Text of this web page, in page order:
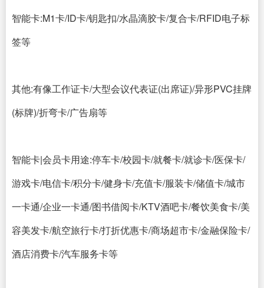
智能卡:M1卡/ID卡/钥匙扣/水晶滴胶卡/复合卡/RFID电子标
签等
其他:有像工作证卡/大型会议代表证(出席证)/异形PVC挂牌
(标牌)/折弯卡/广告扇等
智能卡|会员卡用途:停车卡/校园卡/就餐卡/就诊卡/医保卡/
游戏卡/电信卡/积分卡/健身卡/充值卡/服装卡/储值卡/城市
一卡通/企业一卡通/图书借阅卡/KTV酒吧卡/餐饮美食卡/美
容美发卡/航空旅行卡/打折优惠卡/商场超市卡/金融保险卡/
酒店消费卡/汽车服务卡等